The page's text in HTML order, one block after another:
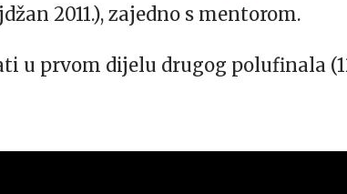
2011.), zajedno s mentorom.
u prvom dijelu drugog polufinala